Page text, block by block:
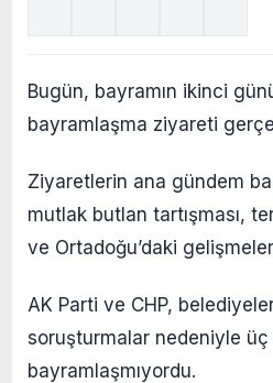
Bugün, bayramın ikinci
bayramlaşma ziyareti
Ziyaretlerin ana gündem
mutlak butlan tartışması,
ve Ortadoğu’daki
AK Parti ve CHP,
soruşturmalar nedeniyle üç
bayramlaşmıyordu.